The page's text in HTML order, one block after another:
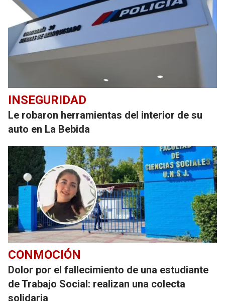
INSEGURIDAD
Le robaron herramientas del interior de su
auto en La Bebida
CONMOCIÓN
Dolor por el fallecimiento de una estudiante
de Trabajo Social: realizan una colecta
solidaria